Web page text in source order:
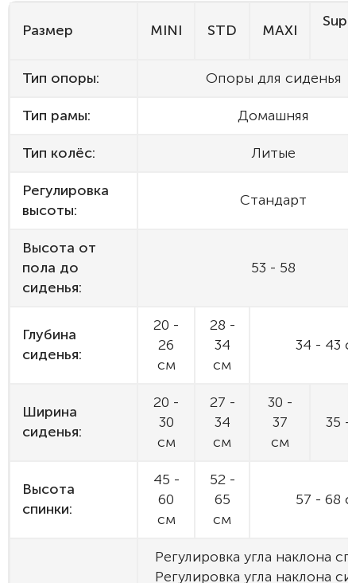
Размер MINI STD MAXI
Тип опоры: Опоры для сиденья
Тип рамы: Домашняя
Тип колёс: Литые
Регулировка
высоты:
Стандарт
Высота от
пола до
сиденья:
53 - 58
Глубина
сиденья:
20 -
26
см
28 -
34
см
34 - 43
Ширина
сиденья:
20 -
30
см
27 -
34
см
30 -
37
см
35 -
Высота
спинки:
45 -
60
см
52 -
65
см
57 - 68
Регулировка угла наклона
Регулировка угла наклона